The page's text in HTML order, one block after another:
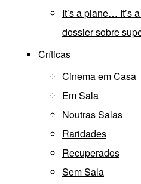
It’s a plane… It’s
dossier sobre
Críticas
Cinema em Casa
Em Sala
Noutras Salas
Raridades
Recuperados
Sem Sala